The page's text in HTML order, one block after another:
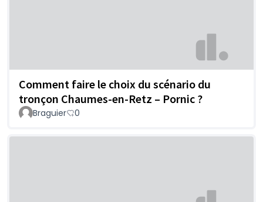
Comment faire le choix du scénario du
tronçon Chaumes-en-Retz – Pornic ?
Braguier 0